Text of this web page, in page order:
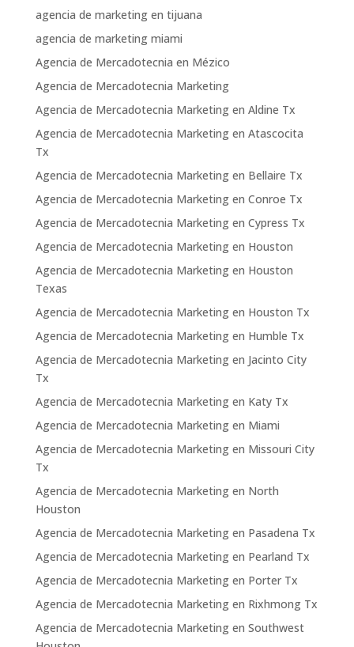
agencia de marketing en tijuana
agencia de marketing miami
Agencia de Mercadotecnia en Mézico
Agencia de Mercadotecnia Marketing
Agencia de Mercadotecnia Marketing en Aldine Tx
Agencia de Mercadotecnia Marketing en Atascocita
Tx
Agencia de Mercadotecnia Marketing en Bellaire Tx
Agencia de Mercadotecnia Marketing en Conroe Tx
Agencia de Mercadotecnia Marketing en Cypress Tx
Agencia de Mercadotecnia Marketing en Houston
Agencia de Mercadotecnia Marketing en Houston
Texas
Agencia de Mercadotecnia Marketing en Houston Tx
Agencia de Mercadotecnia Marketing en Humble Tx
Agencia de Mercadotecnia Marketing en Jacinto City
Tx
Agencia de Mercadotecnia Marketing en Katy Tx
Agencia de Mercadotecnia Marketing en Miami
Agencia de Mercadotecnia Marketing en Missouri City
Tx
Agencia de Mercadotecnia Marketing en North
Houston
Agencia de Mercadotecnia Marketing en Pasadena Tx
Agencia de Mercadotecnia Marketing en Pearland Tx
Agencia de Mercadotecnia Marketing en Porter Tx
Agencia de Mercadotecnia Marketing en Rixhmong Tx
Agencia de Mercadotecnia Marketing en Southwest